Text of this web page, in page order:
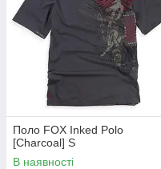
Поло FOX Inked Polo
[Charcoal] S
В наявності